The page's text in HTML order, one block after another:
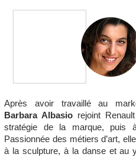
Après avoir travaillé au
Barbara Albasiorejoint
stratégie de la marque, puis
Passionnée des métiers d’art,
à la sculpture, à la danse et au